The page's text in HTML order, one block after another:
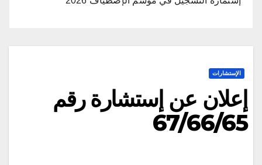
الإستشارات
إعلان عن إستشارة رقم
67/66/65